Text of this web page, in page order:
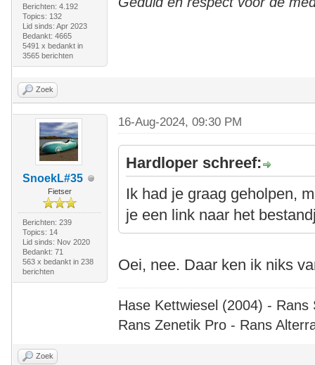
Berichten: 4.192
Topics: 132
Lid sinds: Apr 2023
Bedankt: 4665
5491 x bedankt in
3565 berichten
Zoek
SnoekL#35
Fietser
Berichten: 239
Topics: 14
Lid sinds: Nov 2020
Bedankt: 71
563 x bedankt in 238
berichten
16-Aug-2024, 09:30 PM
Hardloper schreef:
Ik had je graag geholpen,
je een link naar het
Oei, nee. Daar ken ik niks
Hase Kettwiesel (2004) -
Rans Zenetik Pro - Rans
Zoek